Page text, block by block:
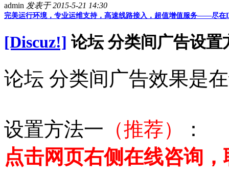
admin 发表于 2015-5-21 14:30
完美运行环境，专业运维支持，高速线路接入，超值增值服务——尽在
[Discuz!] 论坛 分类间广告设置
论坛 分类间广告效果是
设置方法一 （推荐）
：
点击网页右侧在线咨询